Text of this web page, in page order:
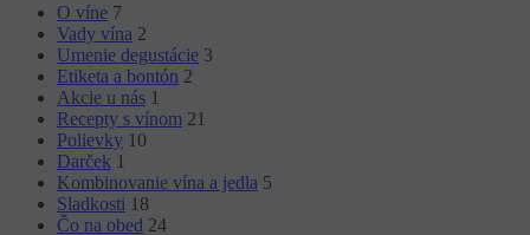
O víne 7
Vady vína 2
Umenie degustácie 3
Etiketa a bontón 2
Akcie u nás 1
Recepty s vínom 21
Polievky 10
Darček 1
Kombinovanie vína a jedla 5
Sladkosti 18
Čo na obed 24